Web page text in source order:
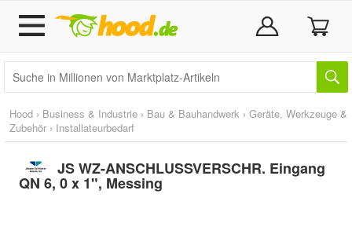
Hood › Business & Industrie › Bau & Bauhandwerk › Geräte, Werkzeuge &
Zubehör › Installateurbedarf
JS WZ-ANSCHLUSSVERSCHR. Eingang
QN 6, 0 x 1", Messing